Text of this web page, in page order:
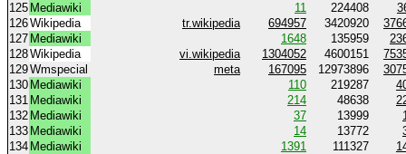
125 Mediawiki 11 224408
126Wikipedia tr.wikipedia 694957 3420920
127 Mediawiki 1648 135959
128Wikipedia vi.wikipedia 1304052 4600151
129Wmspecial meta 167095 12973896
130 Mediawiki 110 219287
131 Mediawiki 214 48638
132 Mediawiki 37 13999
133 Mediawiki 14 13772
134 Mediawiki 1391 111327